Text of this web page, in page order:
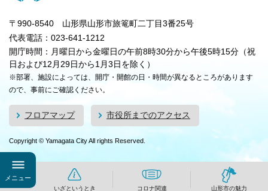
メニュー
いざというとき コロナ関連 山形市の魅力
〒990-8540 山形県山形市旅篭町二丁目3番25号
代表電話：023-641-1212
開庁時間：月曜日から金曜日の午前8時30分から午後5時15分（祝
日および12月29日から1月3日を除く）
※部署、施設によっては、開庁・開館の日・時間が異なるところがあります
ので、事前にご確認ください。
フロアマップ 市役所までのアクセス
Copyright © Yamagata City All rights Reserved.